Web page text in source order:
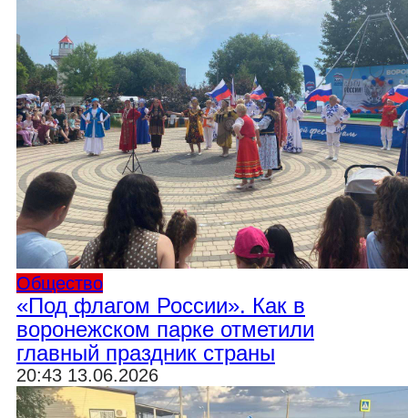
Общество
«Под флагом России». Как в
воронежском парке отметили
главный праздник страны
20:43 13.06.2026